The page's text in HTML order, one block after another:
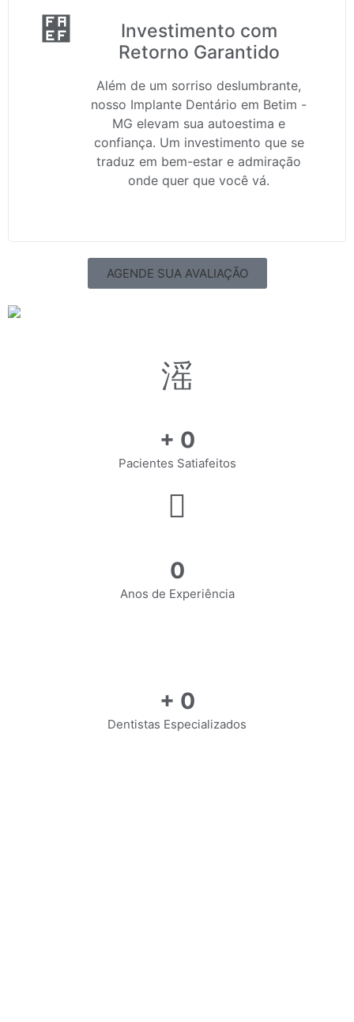
Investimento com
Retorno Garantido
Além de um sorriso deslumbrante,
nosso Implante Dentário em Betim -
MG elevam sua autoestima e
confiança. Um investimento que se
traduz em bem-estar e admiração
onde quer que você vá.
AGENDE SUA AVALIAÇÃO
+ 0
Pacientes Satiafeitos
0
Anos de Experiência
+ 0
Dentistas Especializados